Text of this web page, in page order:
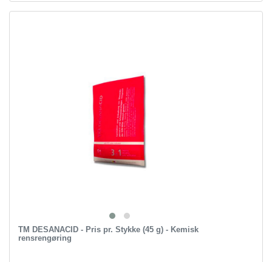
TM DESANACID - Pris pr. Stykke (45 g) - Kemisk
rensrengøring